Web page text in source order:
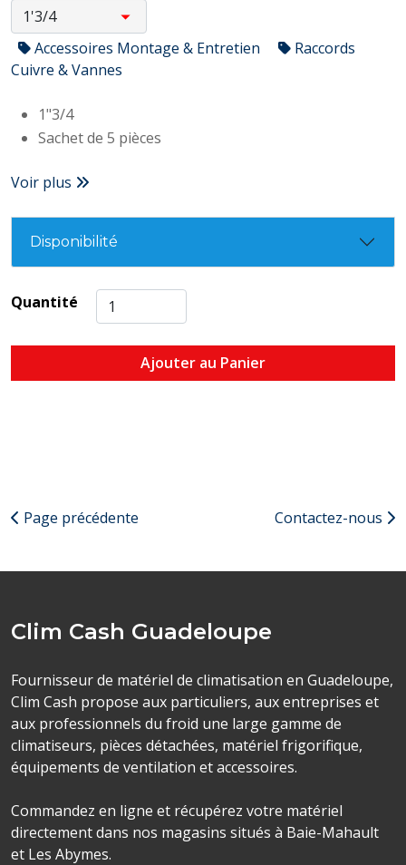
Accessoires Montage & Entretien
Raccords
Cuivre & Vannes
1"3/4
Sachet de 5 pièces
Voir plus
Disponibilité
Quantité
Ajouter au Panier
Page précédente Contactez-nous
Clim Cash Guadeloupe
Fournisseur de matériel de climatisation en Guadeloupe,
Clim Cash propose aux particuliers, aux entreprises et
aux professionnels du froid une large gamme de
climatiseurs, pièces détachées, matériel frigorifique,
équipements de ventilation et accessoires.
Commandez en ligne et récupérez votre matériel
directement dans nos magasins situés à Baie-Mahault
et Les Abymes.